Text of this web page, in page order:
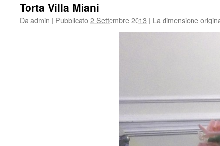
Torta Villa Miani
Da admin | Pubblicato2 Settembre 2013 | La dimensione